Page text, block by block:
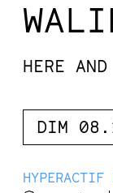
HERE AND
DIM